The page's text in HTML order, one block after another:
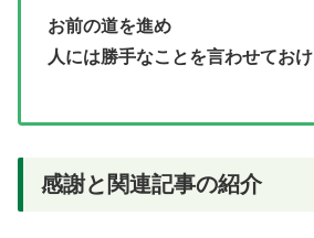
お前の道を進め
人には勝手なことを言わせておけ
感謝と関連記事の紹介